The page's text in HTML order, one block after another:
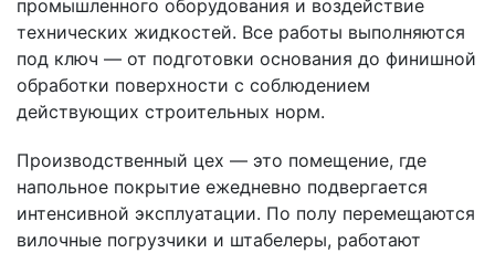
промышленного оборудования и воздействие
технических жидкостей. Все работы выполняются
под ключ — от подготовки основания до финишной
обработки поверхности с соблюдением
действующих строительных норм.
Производственный цех — это помещение, где
напольное покрытие ежедневно подвергается
интенсивной эксплуатации. По полу перемещаются
вилочные погрузчики и штабелеры, работают